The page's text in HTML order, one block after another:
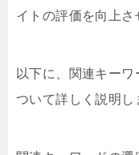
イトの評価を向上さ
以下に、関連キー
ついて詳しく説明し